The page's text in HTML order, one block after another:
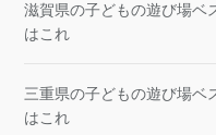
滋賀県の子どもの遊び場ベ
はこれ
三重県の子どもの遊び場ベ
はこれ